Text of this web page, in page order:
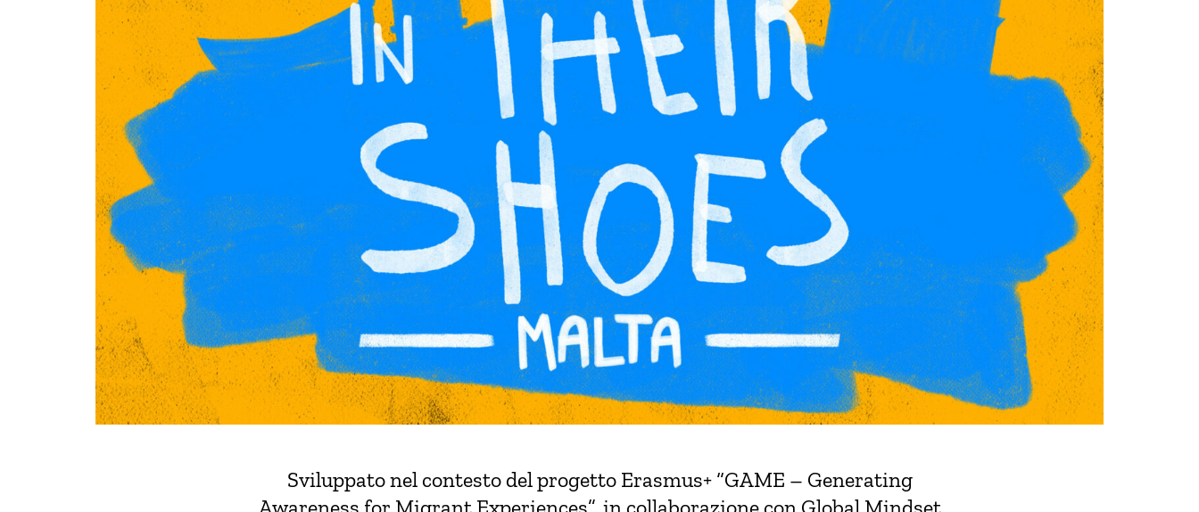
Sviluppato nel contesto del progetto Erasmus+ “GAME – Generating